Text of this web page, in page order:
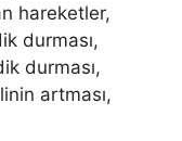
hareketler,
durması,
durması,
artması,